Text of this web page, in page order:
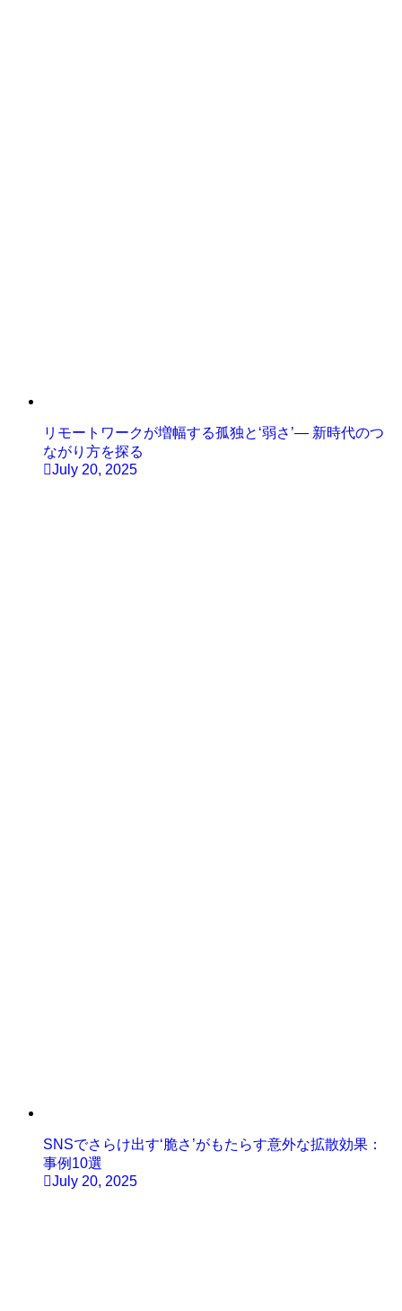
リモートワークが増幅する孤独と‘弱さ’— 新時代のつ
ながり方を探る
July 20, 2025
SNSでさらけ出す‘脆さ’がもたらす意外な拡散効果：
事例10選
July 20, 2025